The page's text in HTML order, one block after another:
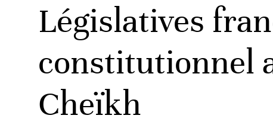
Législatives
constitutionnel
Cheïkh